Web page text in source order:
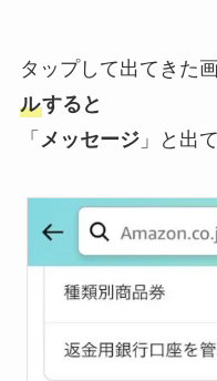
タップして出てきた画
ルすると
「 メッセージ」と出